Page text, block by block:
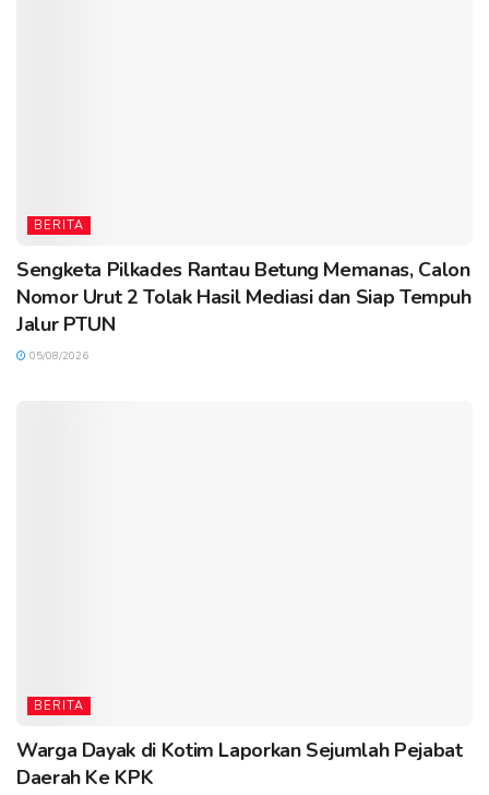
BERITA
Sengketa Pilkades Rantau Betung Memanas, Calon
Nomor Urut 2 Tolak Hasil Mediasi dan Siap Tempuh
Jalur PTUN
05/08/2026
BERITA
Warga Dayak di Kotim Laporkan Sejumlah Pejabat
Daerah Ke KPK